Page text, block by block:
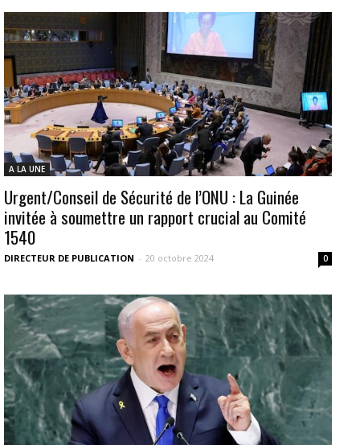
A LA UNE
Urgent/Conseil de Sécurité de l’ONU : La Guinée
invitée à soumettre un rapport crucial au Comité
1540
DIRECTEUR DE PUBLICATION - 20 octobre 2024 0